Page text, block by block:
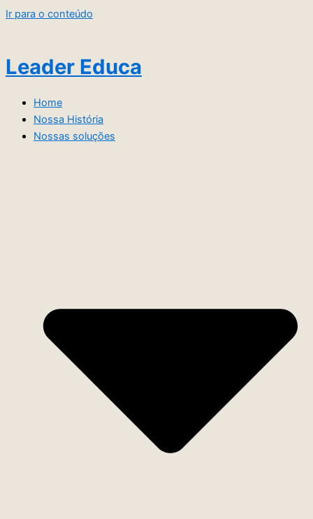
Ir para o conteúdo
Leader Educa
Home
Nossa História
Nossas soluções